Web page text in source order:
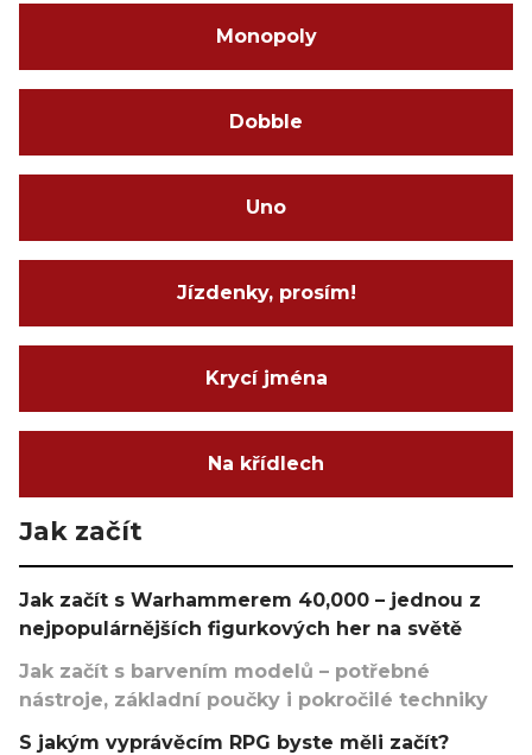
Monopoly
Dobble
Uno
Jízdenky, prosím!
Krycí jména
Na křídlech
Jak začít
Jak začít s Warhammerem 40,000 – jednou z
nejpopulárnějších figurkových her na světě
Jak začít s barvením modelů – potřebné
nástroje, základní poučky i pokročilé techniky
S jakým vyprávěcím RPG byste měli začít?